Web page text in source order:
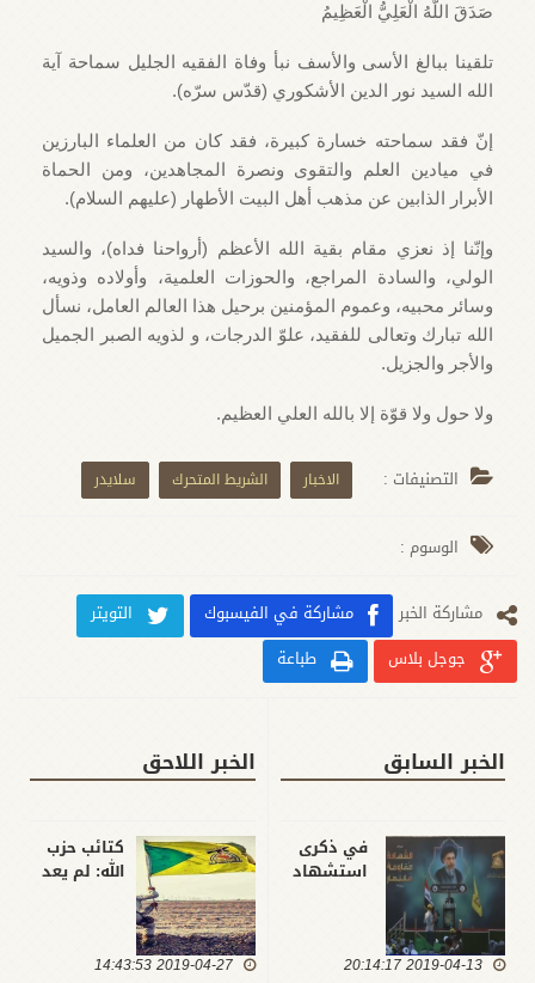
صَدَقَ اللَّهُ الْعَلِيُّ الْعَظِيمُ
تلقينا ببالغ الأسى والأسف نبأ وفاة الفقيه الجليل سماحة آية
الله السيد نور الدين الأشكوري (قدّس سرّه).
إنّ فقد سماحته خسارة كبيرة، فقد كان من العلماء البارزين
في ميادين العلم والتقوى ونصرة المجاهدين، ومن الحماة
الأبرار الذابين عن مذهب أهل البيت الأطهار (عليهم السلام).
وإنّنا إذ نعزي مقام بقية الله الأعظم (أرواحنا فداه)، والسيد
الولي، والسادة المراجع، والحوزات العلمية، وأولاده وذويه،
وسائر محبيه، وعموم المؤمنين برحيل هذا العالم العامل، نسأل
الله تبارك وتعالى‌ للفقيد، علوّ الدرجات، و لذويه الصبر الجميل
والأجر والجزيل.
ولا حول ولا قوّة إلا بالله العلي العظيم.
التصنيفات : الاخبار الشريط المتحرك سلايدر
الوسوم :
مشارکة الخبر مشاركة في الفيسبوك
التويتر
جوجل بلاس
طباعة
الخبر السابق
في ذكرى
استشهاد
تؤكد ..
2019-04-13 20:14:17
الخبر اللاحق
كتائب حزب
الله: لم يعد
أمريكا من
2019-04-27 14:43:53